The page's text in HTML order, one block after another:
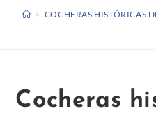
> COCHERAS HISTÓRICAS
Cocheras